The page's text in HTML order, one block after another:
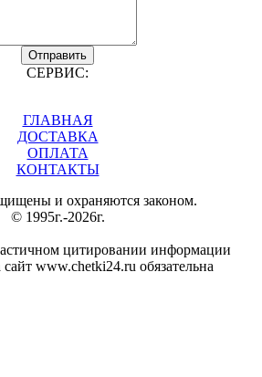
Отправить
СЕРВИС:
ГЛАВНАЯ
ДОСТАВКА
ОПЛАТА
КОНТАКТЫ
и охраняются законом.
© 1995г.-2026г.
цитировании информации
www.chetki24.ru обязательна